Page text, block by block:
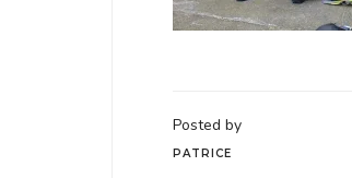
Posted by
PATRICE